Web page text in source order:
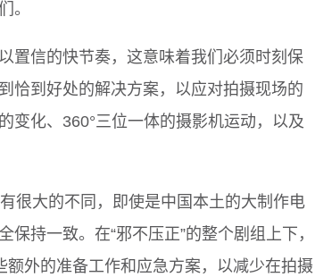
。
置信的快节奏，这意味着我们必须时刻保
恰到好处的解决方案，以应对拍摄现场的
变化、360°三位一体的摄影机运动，以及
很大的不同，即使是中国本土的大制作电
持一致。在“邪不压正”的整个剧组上下，
外的准备工作和应急方案，以减少在拍摄